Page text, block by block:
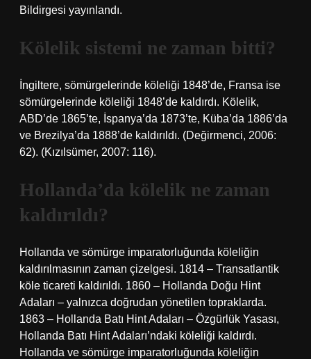
Bildirgesi yayınlandı.
Kölelik sistemi ne zaman bitti?
İngiltere, sömürgelerinde köleliği 1848’de, Fransa ise
sömürgelerinde köleliği 1848’de kaldırdı. Kölelik,
ABD’de 1865’te, İspanya’da 1873’te, Küba’da 1886’da
ve Brezilya’da 1888’de kaldırıldı. (Değirmenci, 2006:
62). (Kızılsümer, 2007: 116).
Hollanda’da kölelik ne zaman
kaldırıldı?
Hollanda ve sömürge imparatorluğunda köleliğin
kaldırılmasının zaman çizelgesi. 1814 – Transatlantik
köle ticareti kaldırıldı. 1860 – Hollanda Doğu Hint
Adaları – yalnızca doğrudan yönetilen topraklarda.
1863 – Hollanda Batı Hint Adaları – Özgürlük Yasası,
Hollanda Batı Hint Adaları’ndaki köleliği kaldırdı.
Hollanda ve sömürge imparatorluğunda köleliğin